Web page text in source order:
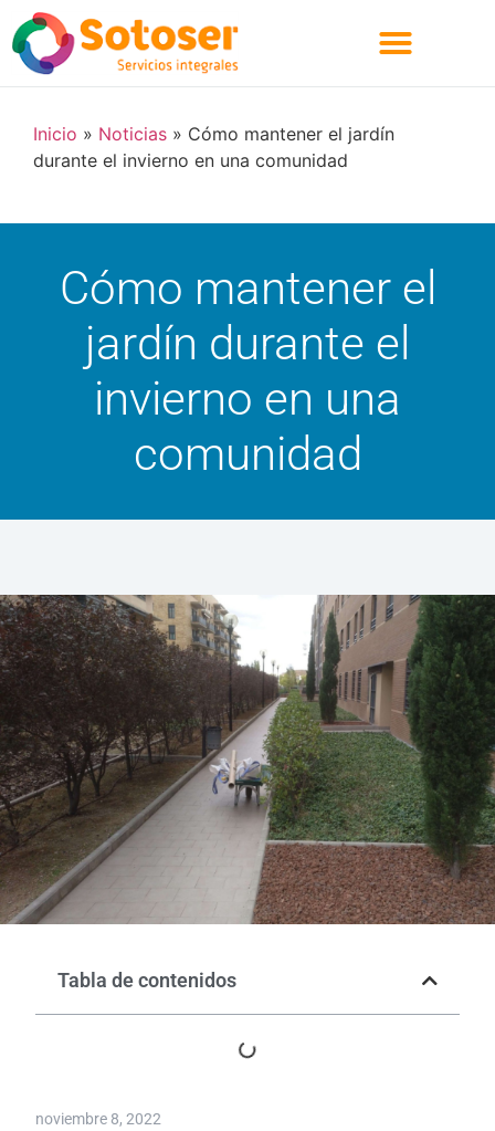
Inicio » Noticias » Cómo mantener el jardín
durante el invierno en una comunidad
Cómo mantener el
jardín durante el
invierno en una
comunidad
Tabla de contenidos
noviembre 8, 2022